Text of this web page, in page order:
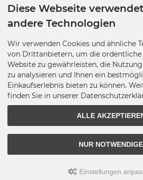
WERKSTATTPARTNER
Alle Preise inkl. gesetzl. MwSt. zzgl.
durchgestrichenen Preise entsprechen dem
© 2026 surfin-bikeout • Alle
Diese Webseite
andere Technologien
Wir verwenden Cookies und ähnliche
von Drittanbietern, um die ordentliche
Website zu gewährleisten, die
zu analysieren und Ihnen ein
Einkaufserlebnis bieten zu können.
finden Sie in unserer
ALLE
NUR NOTWENDIGE
Einstellungen